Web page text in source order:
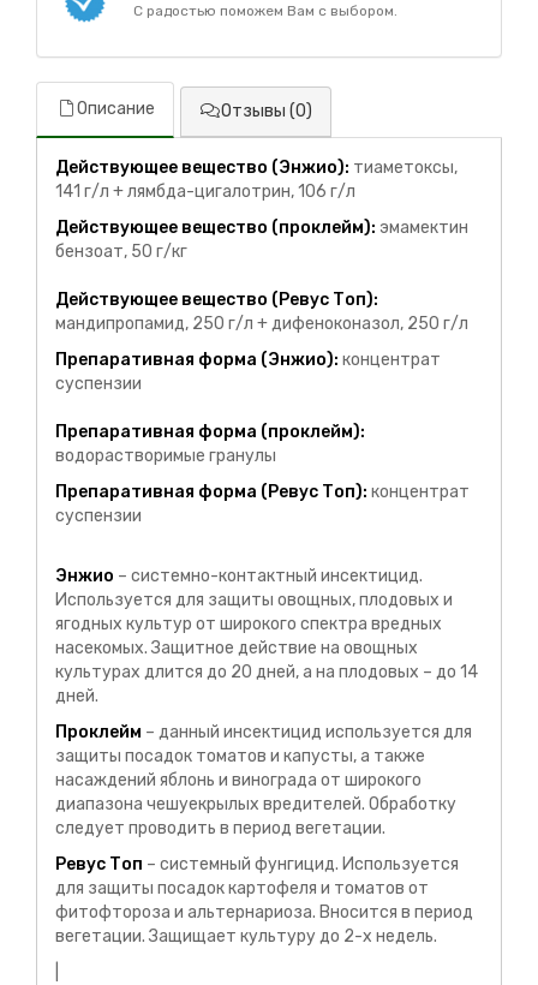
С радостью поможем Вам с выбором.
Описание Отзывы (0)
Действующее вещество (Энжио): тиаметоксы,
141 г/л + лямбда-цигалотрин, 106 г/л
Действующее вещество (проклейм): эмамектин
бензоат, 50 г/кг
Действующее вещество (Ревус Топ):
мандипропамид, 250 г/л + дифеноконазол, 250 г/л
Препаративная форма (Энжио): концентрат
суспензии
Препаративная форма (проклейм):
водорастворимые гранулы
Препаративная форма (Ревус Топ): концентрат
суспензии
Энжио – системно-контактный инсектицид.
Используется для защиты овощных, плодовых и
ягодных культур от широкого спектра вредных
насекомых. Защитное действие на овощных
культурах длится до 20 дней, а на плодовых – до 14
дней.
Проклейм – данный инсектицид используется для
защиты посадок томатов и капусты, а также
насаждений яблонь и винограда от широкого
диапазона чешуекрылых вредителей. Обработку
следует проводить в период вегетации.
Ревус Топ – системный фунгицид. Используется
для защиты посадок картофеля и томатов от
фитофтороза и альтернариоза. Вносится в период
вегетации. Защищает культуру до 2-х недель.